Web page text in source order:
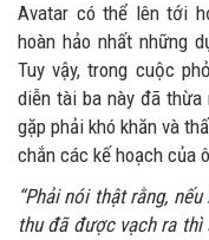
Avatar có thể lên tới
hoàn hảo nhất những
Tuy vậy, trong cuộc
diễn tài ba này đã thừa
gặp phải khó khăn và
chắn các kế hoạch của
“Phải nói thật rằng, nếu
thu đã được vạch ra thì